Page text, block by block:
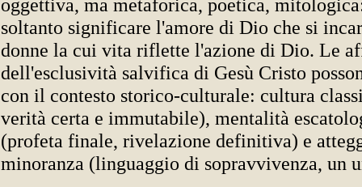
oggettiva, ma metaforica, poetica,
soltanto significare l'amore di Dio che si
donne la cui vita riflette l'azione di Dio. Le
dell'esclusività salvifica di Gesù Cristo
con il contesto storico-culturale: cultura
verità certa e immutabile), mentalità
(profeta finale, rivelazione definitiva) e
minoranza (linguaggio di sopravvivenza, un